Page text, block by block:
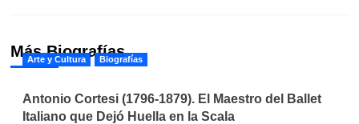
Más Biografías
Arte y Cultura Biografías
Antonio Cortesi (1796-1879). El Maestro del Ballet
Italiano que Dejó Huella en la Scala